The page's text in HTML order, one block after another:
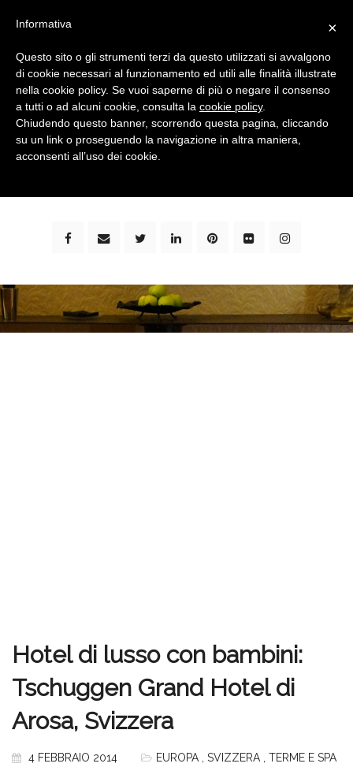
bimbi e viaggi - family travel blog: community #1 in
Hotel di lusso con bambini:
Tschuggen Grand Hotel di
Arosa, Svizzera
4 FEBBRAIO 2014 EUROPA SVIZZERA TERME E SPA
×
Informativa
Questo sito o gli strumenti terzi da questo utilizzati si avvalgono
di cookie necessari al funzionamento ed utili alle finalità illustrate
nella cookie policy. Se vuoi saperne di più o negare il consenso
a tutti o ad alcuni cookie, consulta la cookie policy.
Chiudendo questo banner, scorrendo questa pagina, cliccando
su un link o proseguendo la navigazione in altra maniera,
acconsenti all’uso dei cookie.